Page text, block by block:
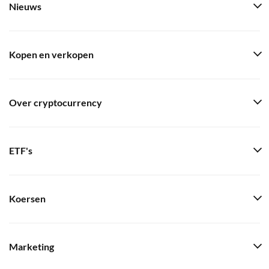
Nieuws
Kopen en verkopen
Over cryptocurrency
ETF's
Koersen
Marketing